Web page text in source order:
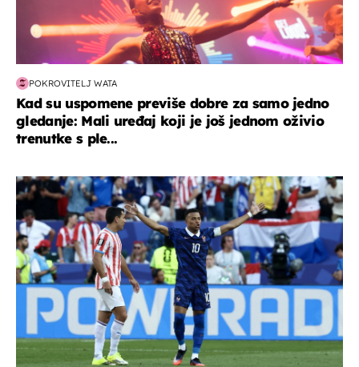
POKROVITELJ WATA
Kad su uspomene previše dobre za samo jedno
gledanje: Mali uređaj koji je još jednom oživio
trenutke s ple...
svjetsko prvenstvo 2026